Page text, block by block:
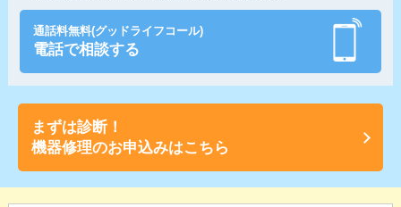
通話料無料(グッドライフコール)
電話で相談する
まずは診断！
機器修理のお申込みはこちら